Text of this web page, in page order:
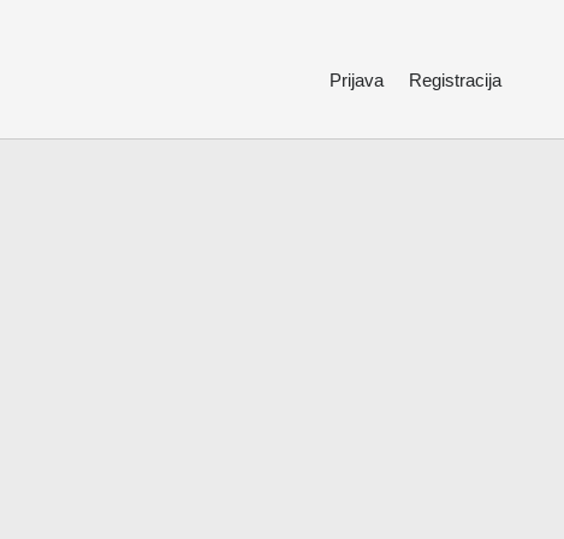
Prijava Registracija